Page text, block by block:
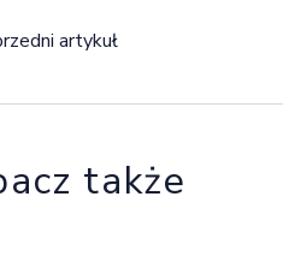
wpisu
artykuł
także